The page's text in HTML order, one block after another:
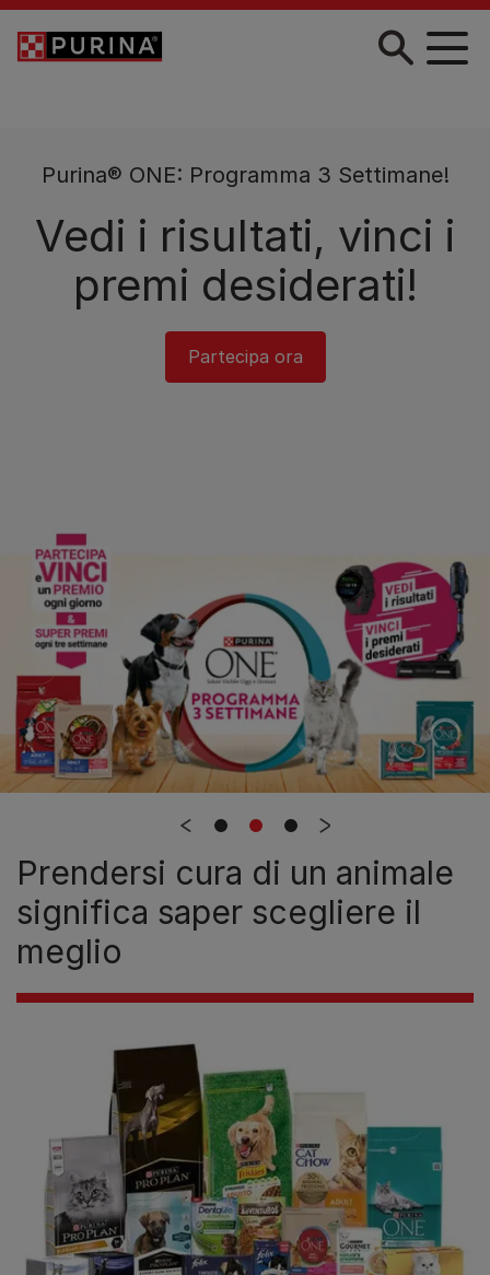
Skip to main content
Purina® ONE: Programma 3 Settimane!
Vedi i risultati, vinci i
premi desiderati!
Partecipa ora
Prendersi cura di un animale
significa saper scegliere il
meglio